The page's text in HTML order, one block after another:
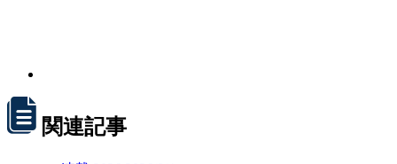
関連記事